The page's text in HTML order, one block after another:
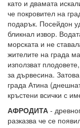
като и двамата
че покровител на
подарък. Посейдон
бликнал извор.
морската и не
жителите на града
използват
за дървесина.
града Атина
кръстени всички с
АФРОДИТА -
разказва че се